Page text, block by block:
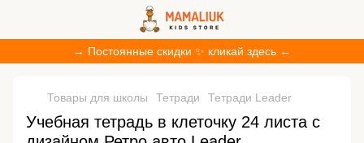
→ Постоянные скидки ✨ кликай здесь ←
Товары для школы Тетради Тетради Leader
Учебная тетрадь в клеточку 24 листа с